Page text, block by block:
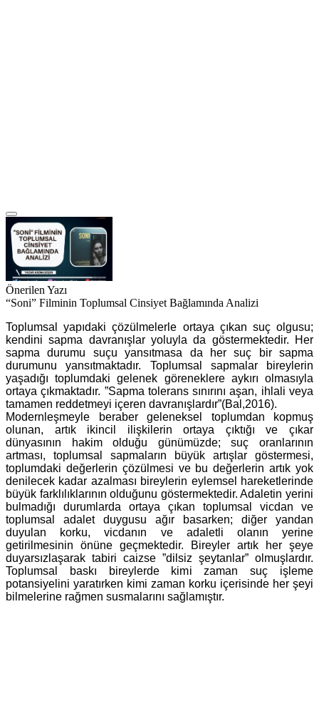
Önerilen Yazı
“Soni” Filminin Toplumsal Cinsiyet Bağlamında Analizi
Toplumsal yapıdaki çözülmelerle ortaya çıkan suç olgusu;
kendini sapma davranışlar yoluyla da göstermektedir. Her
sapma durumu suçu yansıtmasa da her suç bir sapma
durumunu yansıtmaktadır. Toplumsal sapmalar bireylerin
yaşadığı toplumdaki gelenek göreneklere aykırı olmasıyla
ortaya çıkmaktadır. ”Sapma tolerans sınırını aşan, ihlali veya
tamamen reddetmeyi içeren davranışlardır”(Bal,2016).
Modernleşmeyle beraber geleneksel toplumdan kopmuş
olunan, artık ikincil ilişkilerin ortaya çıktığı ve çıkar
dünyasının hakim olduğu günümüzde; suç oranlarının
artması, toplumsal sapmaların büyük artışlar göstermesi,
toplumdaki değerlerin çözülmesi ve bu değerlerin artık yok
denilecek kadar azalması bireylerin eylemsel hareketlerinde
büyük farklılıklarının olduğunu göstermektedir. Adaletin yerini
bulmadığı durumlarda ortaya çıkan toplumsal vicdan ve
toplumsal adalet duygusu ağır basarken; diğer yandan
duyulan korku, vicdanın ve adaletli olanın yerine
getirilmesinin önüne geçmektedir. Bireyler artık her şeye
duyarsızlaşarak tabiri caizse ”dilsiz şeytanlar” olmuşlardır.
Toplumsal baskı bireylerde kimi zaman suç işleme
potansiyelini yaratırken kimi zaman korku içerisinde her şeyi
bilmelerine rağmen susmalarını sağlamıştır.